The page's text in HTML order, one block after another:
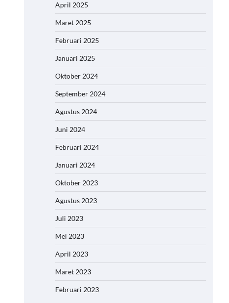
April 2025
Maret 2025
Februari 2025
Januari 2025
Oktober 2024
September 2024
Agustus 2024
Juni 2024
Februari 2024
Januari 2024
Oktober 2023
Agustus 2023
Juli 2023
Mei 2023
April 2023
Maret 2023
Februari 2023